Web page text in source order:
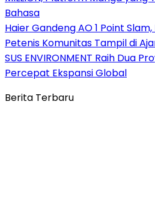
Bahasa
Haier Gandeng AO 1 Point
Petenis Komunitas Tampil di
SUS ENVIRONMENT Raih Dua
Percepat Ekspansi Global
Berita Terbaru